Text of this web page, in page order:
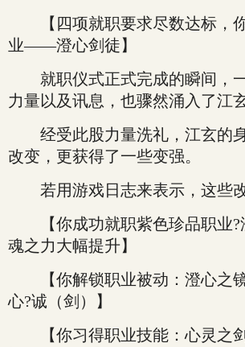
【四项就职要求尽数达标，
业——澄心剑徒】
就职仪式正式完成的瞬间，
力量以及讯息，也骤然涌入了江
经受此股力量洗礼，江玄的
改变，更获得了一些变强。
若用游戏日志来表示，这些改
【你成功就职紫色珍品职业?
魂之力大幅提升】
【你解锁职业被动：澄心之镜
心?诚（剑）】
【你习得职业技能：心灵之剑